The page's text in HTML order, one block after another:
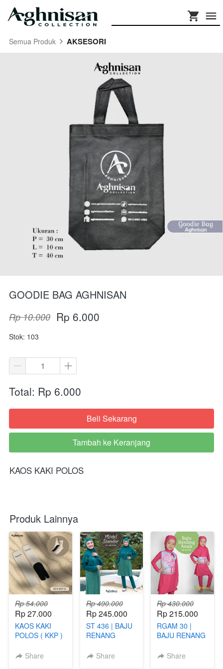
Semua Produk AKSESORI
GOODIE BAG AGHNISAN
Rp 10.000 Rp 6.000
Stok: 103
Total: Rp 6.000
`Beli Sekarang
`
Tambah ke Keranjang
KAOS KAKI POLOS
Produk Lainnya
Rp 54.000
Rp 27.000
KAOS KAKI
POLOS ( KKP )
Share
Rp 490.000
Rp 245.000
ST 436 | BAJU
RENANG
MUSLIMAH
Share
Rp 430.000
Rp 215.000
RGAM 30 |
BAJU RENANG
PEREMPUAN
Share